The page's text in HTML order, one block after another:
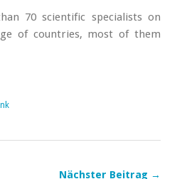
70 scientific specialists on
of countries, most of them
Nächster Beitrag →